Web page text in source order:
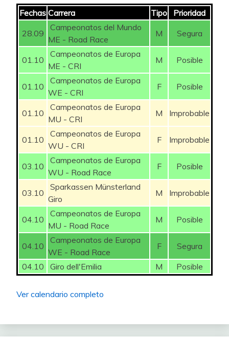
Fechas Carrera Tipo
Prioridad
28.09
Campeonatos del Mundo
ME - Road Race
M Segura
01.10
Campeonatos de Europa
ME - CRI
M Posible
01.10
Campeonatos de Europa
WE - CRI
F Posible
01.10
Campeonatos de Europa
MU - CRI
M Improbable
01.10
Campeonatos de Europa
WU - CRI
F Improbable
03.10
Campeonatos de Europa
WU - Road Race
F Posible
03.10
Sparkassen Münsterland
Giro
M Improbable
04.10
Campeonatos de Europa
MU - Road Race
M Posible
04.10
Campeonatos de Europa
WE - Road Race
F
Segura
04.10
Giro dell'Emilia M Posible
Ver calendario completo